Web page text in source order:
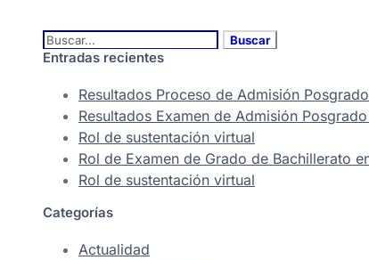
Entradas recientes
Resultados Proceso de Admisión
Resultados Examen de Admisión
Rol de sustentación virtual
Rol de Examen de Grado de Bachillerato
Rol de sustentación virtual
Categorías
Actualidad